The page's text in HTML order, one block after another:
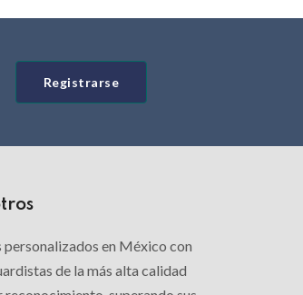
Registrarse
en México con
de la más alta calidad